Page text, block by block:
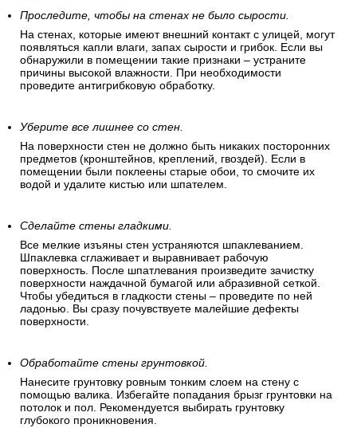
Проследите, чтобы на стенах не было сырости.
На стенах, которые имеют внешний контакт с улицей, могут
появляться капли влаги, запах сырости и грибок. Если вы
обнаружили в помещении такие признаки – устраните
причины высокой влажности. При необходимости
проведите антигрибковую обработку.
Уберите все лишнее со стен.
На поверхности стен не должно быть никаких посторонних
предметов (кронштейнов, креплений, гвоздей). Если в
помещении были поклеены старые обои, то смочите их
водой и удалите кистью или шпателем.
Сделайте стены гладкими.
Все мелкие изъяны стен устраняются шпаклеванием.
Шпаклевка сглаживает и выравнивает рабочую
поверхность. После шпатлевания произведите зачистку
поверхности наждачной бумагой или абразивной сеткой.
Чтобы убедиться в гладкости стены – проведите по ней
ладонью. Вы сразу почувствуете малейшие дефекты
поверхности.
Обработайте стены грунтовкой.
Нанесите грунтовку ровным тонким слоем на стену с
помощью валика. Избегайте попадания брызг грунтовки на
потолок и пол. Рекомендуется выбирать грунтовку
глубокого проникновения.